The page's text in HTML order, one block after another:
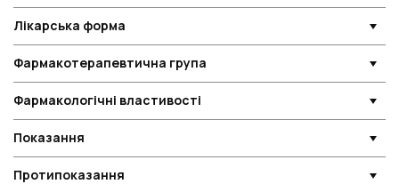
Лікарська форма
Фармакотерапевтична група
Фармакологічні властивості
Показання
Протипоказання